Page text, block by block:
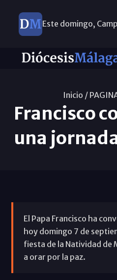
Este domingo,
Inicio /
Francisco
una
El Papa Francisco ha
hoy domingo 7 de
fiesta de la Natividad de
a orar por la paz.